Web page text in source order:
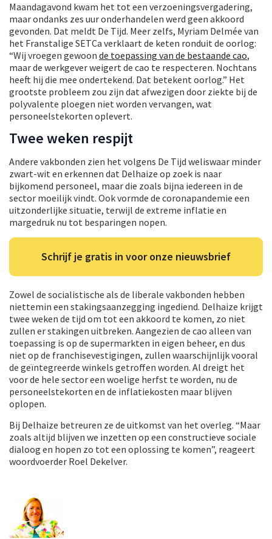
Maandagavond kwam het tot een verzoeningsvergadering,
maar ondanks zes uur onderhandelen werd geen akkoord
gevonden. Dat meldt De Tijd. Meer zelfs, Myriam Delmée van
het Franstalige SETCa verklaart de keten ronduit de oorlog:
“Wij vroegen gewoon de toepassing van de bestaande cao,
maar de werkgever weigert de cao te respecteren. Nochtans
heeft hij die mee ondertekend. Dat betekent oorlog.” Het
grootste probleem zou zijn dat afwezigen door ziekte bij de
polyvalente ploegen niet worden vervangen, wat
personeelstekorten oplevert.
Twee weken respijt
Andere vakbonden zien het volgens De Tijd weliswaar minder
zwart-wit en erkennen dat Delhaize op zoek is naar
bijkomend personeel, maar die zoals bijna iedereen in de
sector moeilijk vindt. Ook vormde de coronapandemie een
uitzonderlijke situatie, terwijl de extreme inflatie en
margedruk nu tot besparingen nopen.
Schrijf je gratis in voor onze nieuwsbrief
Zowel de socialistische als de liberale vakbonden hebben
niettemin een stakingsaanzegging ingediend. Delhaize krijgt
twee weken de tijd om tot een akkoord te komen, zo niet
zullen er stakingen uitbreken. Aangezien de cao alleen van
toepassing is op de supermarkten in eigen beheer, en dus
niet op de franchisevestigingen, zullen waarschijnlijk vooral
de geïntegreerde winkels getroffen worden. Al dreigt het
voor de hele sector een woelige herfst te worden, nu de
personeelstekorten en de inflatiekosten maar blijven
oplopen.
Bij Delhaize betreuren ze de uitkomst van het overleg. “Maar
zoals altijd blijven we inzetten op een constructieve sociale
dialoog en hopen zo tot een oplossing te komen”, reageert
woordvoerder Roel Dekelver.